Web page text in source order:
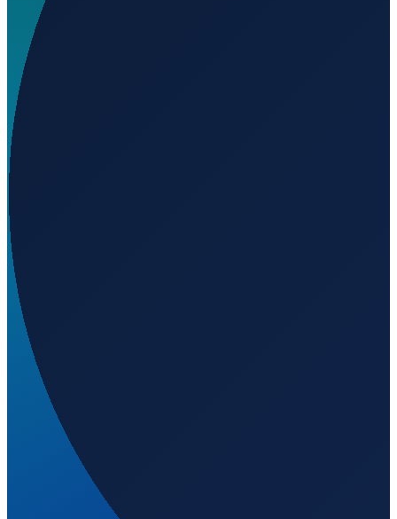
Wo liegt Ereğli Erdemir Airport?
Auf welcher Höhe liegt Ereğli Erdemir Airport?
Wird geladen...
Istanbul